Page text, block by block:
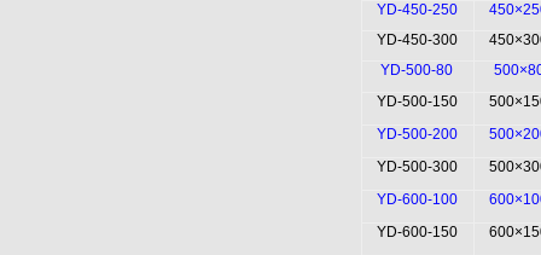
YD-450-250
YD-450-300
YD-500-80
YD-500-150
YD-500-200
YD-500-300
YD-600-100
YD-600-150